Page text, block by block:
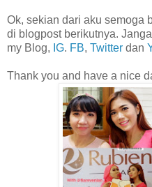
Ok, sekian dari aku semoga
di blogpost berikutnya.
my Blog, IG. FB, Twitter dan
Thank you and have a nice